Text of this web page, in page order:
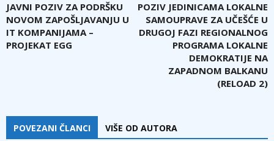
JAVNI POZIV ZA PODRŠKU
NOVOM ZAPOŠLJAVANJU U
IT KOMPANIJAMA –
PROJEKAT EGG
POZIV JEDINICAMA LOKALNE
SAMOUPRAVE ZA UČEŠĆE U
DRUGOJ FAZI REGIONALNOG
PROGRAMA LOKALNE
DEMOKRATIJE NA
ZAPADNOM BALKANU
(RELOAD 2)
POVEZANI ČLANCI VIŠE OD AUTORA